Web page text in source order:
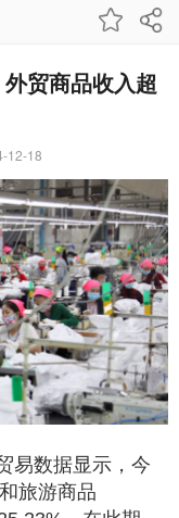
贸商品收入超
12-18
易数据显示，今
旅游商品